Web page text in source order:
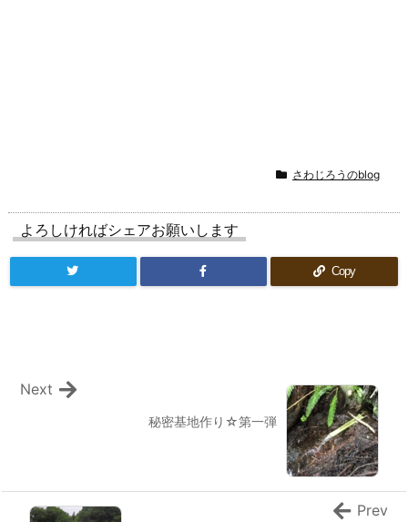
さわじろうのblog
よろしければシェアお願いします
Copy
秘密基地作り☆第一弾
Next
Prev